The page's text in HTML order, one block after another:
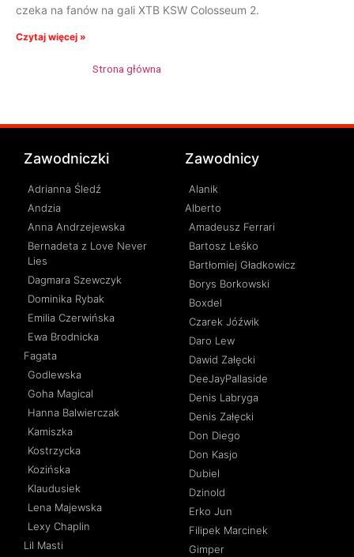
czeka na fanów na gali XTB KSW Colosseum 2.
Czytaj więcej »
Strona główna
Zawodniczki
Adrianna Śledź
Andzia
Anna Andrzejewska
Bernadeta z Love Never
Lies
Dagmara Szewczyk
Dominika Rybak
Emilia Czerwińska
Ewa Brodnicka
Fagata
Godlewska
Goha Magical
Hanna Balwierczak
Kamiszka
Kostrzycka
Kozińska
Klaudusiek
Lena Majewska
Lexy Chaplin
Lil Masti
Zawodnicy
Alanik
Alberto
Amadeusz Ferrari
Bartosz Leśko
Bartłomiej Gładkowicz
Borys Borkowski
Boxdel
Czarek Jóźwik
Daro Lew
Dawid Załęcki
DeeJayPallaside
Denis Labryga
Denis Załęcki
Don Diego
Don Kasjo
Dubiel
Dzinold
Erko Jun
Filipek Marcinek
Gimper